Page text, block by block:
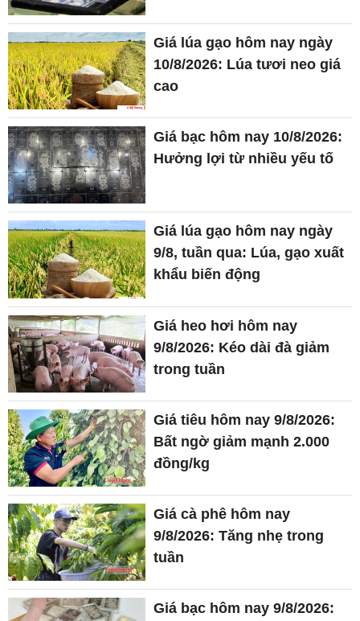
Giá lúa gạo hôm nay ngày
10/8/2026: Lúa tươi neo giá
cao
Giá bạc hôm nay 10/8/2026:
Hưởng lợi từ nhiều yếu tố
Giá lúa gạo hôm nay ngày
9/8, tuần qua: Lúa, gạo xuất
khẩu biến động
Giá heo hơi hôm nay
9/8/2026: Kéo dài đà giảm
trong tuần
Giá tiêu hôm nay 9/8/2026:
Bất ngờ giảm mạnh 2.000
đồng/kg
Giá cà phê hôm nay
9/8/2026: Tăng nhẹ trong
tuần
Giá bạc hôm nay 9/8/2026: